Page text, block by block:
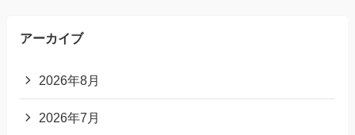
アーカイブ
2026年8月
2026年7月